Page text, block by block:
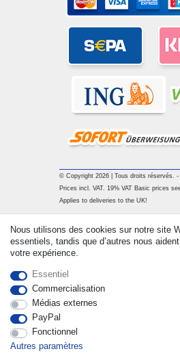
© Copyright 2026 | Tous droits réservés. -
Prices incl. VAT. 19% VAT Basic prices
Applies to deliveries to the UK!
Nous utilisons des cookies sur notre site
essentiels, tandis que d’autres nous
votre expérience.
Essentiel
Commercialisation
Médias externes
PayPal
Fonctionnel
Autres paramètres
Rétracter le contrat ici